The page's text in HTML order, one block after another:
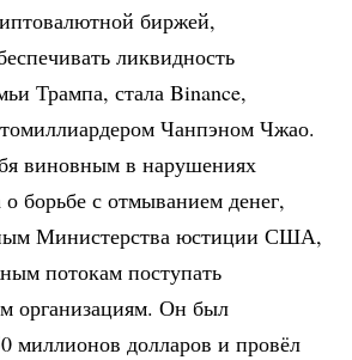
биржей,
ликвидность
Трампа, стала Binance,
Чанпэном Чжао.
виновным в нарушениях
о борьбе с отмыванием денег,
Министерства юстиции США,
потокам поступать
организациям. Он был
миллионов долларов и провёл